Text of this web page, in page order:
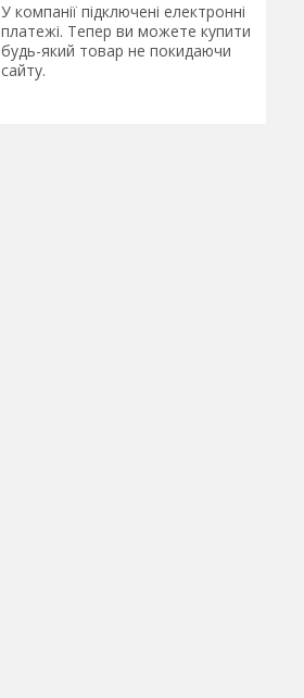
У компанії підключені електронні
платежі. Тепер ви можете купити
будь-який товар не покидаючи
сайту.